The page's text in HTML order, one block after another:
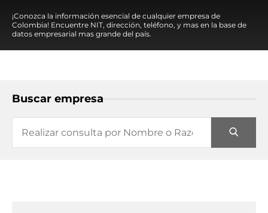
¡Conozca la información esencial de cualquier empresa de
Colombia! Encuentre NIT, dirección, teléfono, y mas en la base de
datos empresarial mas grande del país.
Buscar empresa